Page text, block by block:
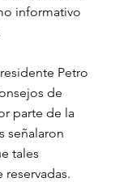
informativo
Petro
de
parte de la
señalaron
tales